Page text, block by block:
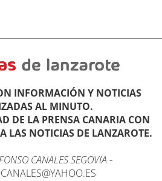
INFORMACIÓN Y NOTICIAS
AL MINUTO.
DE LA PRENSA CANARIA CON
LAS NOTICIAS DE LANZAROTE.
CANALES SEGOVIA -